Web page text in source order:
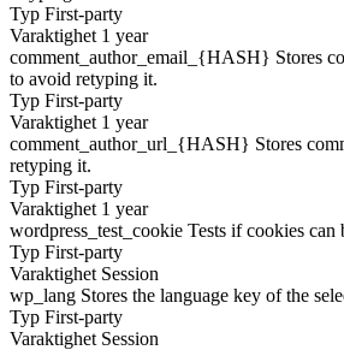
Typ First-party
Varaktighet 1 year
comment_author_email_{HASH} Stores
to avoid retyping it.
Typ First-party
Varaktighet 1 year
comment_author_url_{HASH} Stores
retyping it.
Typ First-party
Varaktighet 1 year
wordpress_test_cookie Tests if cookies can
Typ First-party
Varaktighet Session
wp_lang Stores the language key of the
Typ First-party
Varaktighet Session